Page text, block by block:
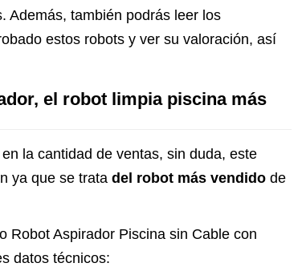
Además, también podrás leer los
estos robots y ver su valoración, así
el robot limpia piscina más
la cantidad de ventas, sin duda, este
ya que se trata del robot más vendido de
Robot Aspirador Piscina sin Cable con
datos técnicos: